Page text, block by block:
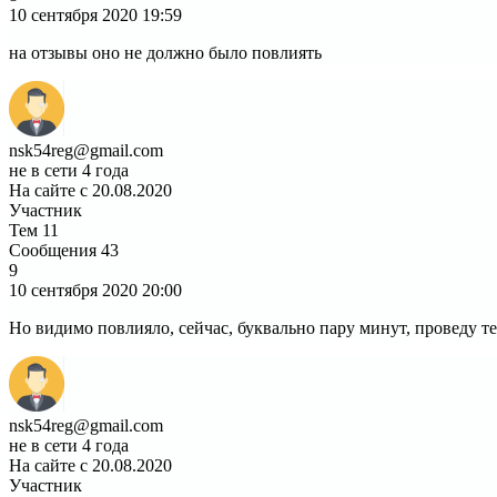
10 сентября 2020 19:59
на отзывы оно не должно было повлиять
nsk54reg@gmail.com
не в сети 4 года
На сайте с 20.08.2020
Участник
Тем 11
Сообщения 43
9
10 сентября 2020 20:00
Но видимо повлияло, сейчас, буквально пару минут, проведу
nsk54reg@gmail.com
не в сети 4 года
На сайте с 20.08.2020
Участник